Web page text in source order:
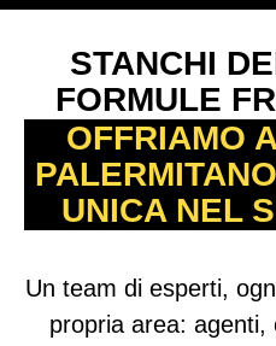
STANCHI
FORMULE
OFFRIAMO
UNICA NEL
Un team di esperti,
propria area: agenti,